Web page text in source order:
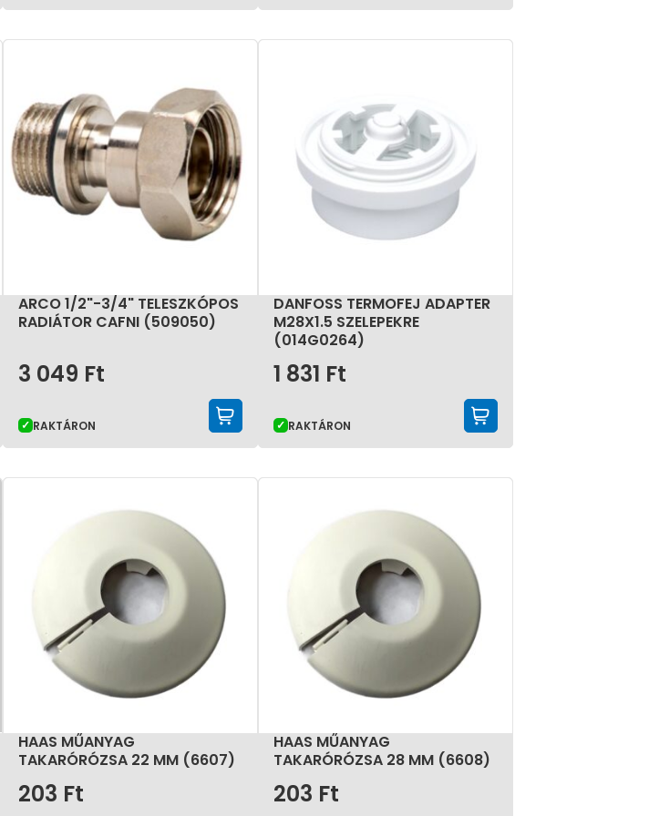
KOSÁRBA TESZEM
ARCO 1/2"-3/4" TELESZKÓPOS
RADIÁTOR CAFNI (509050)
3 049 Ft
RAKTÁRON KOSÁRBA TESZEM
DANFOSS TERMOFEJ ADAPTER
M28X1.5 SZELEPEKRE
(014G0264)
1 831 Ft
RAKTÁRON
HAAS MŰANYAG
TAKARÓRÓZSA 22 MM (6607)
203 Ft
HAAS MŰANYAG
TAKARÓRÓZSA 28 MM (6608)
203 Ft